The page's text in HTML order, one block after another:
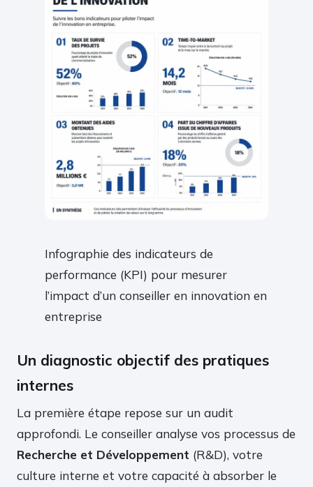
Infographie des indicateurs de
performance (KPI) pour mesurer
l’impact d’un conseiller en innovation en
entreprise
Un diagnostic objectif des pratiques
internes
La première étape repose sur un audit
approfondi. Le conseiller analyse vos processus de
Recherche et Développement (R&D), votre
culture interne et votre capacité à absorber le